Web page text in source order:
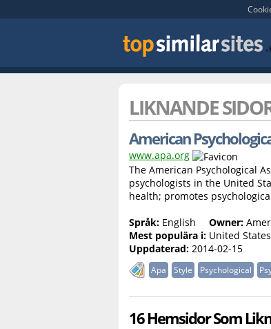
LIKNANDE
American
www.apa.org
The American Psychological
psychologists in the United
health; promotes
Språk: English Owner:
Mest populära i: United
Uppdaterad: 2014-02-15
Apa Style Psychological
16 Hemsidor Som